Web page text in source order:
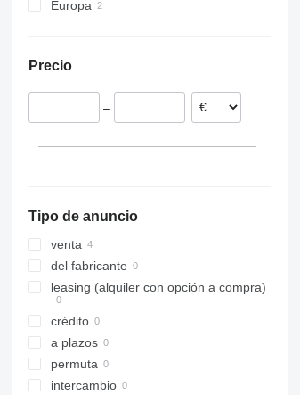
W-series
305
308
311
317
318
319
320
322
323
324
406
426
427
8008
8018
8025
8026
8035
CT
JS
1932
2646
3246
Liftlux
Pecolift
R-series
Toucan
LTR
R-series
FMX
LM
SD
XE
XP
XR
Europa
Precio
–
Tipo de anuncio
venta
del fabricante
leasing (alquiler con opción a compra)
crédito
a plazos
permuta
intercambio